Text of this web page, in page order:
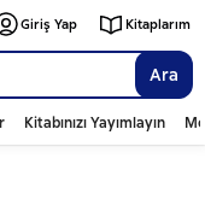
Ara
Giriş Yap Kitaplarım
Kitabınızı Yayımlayın